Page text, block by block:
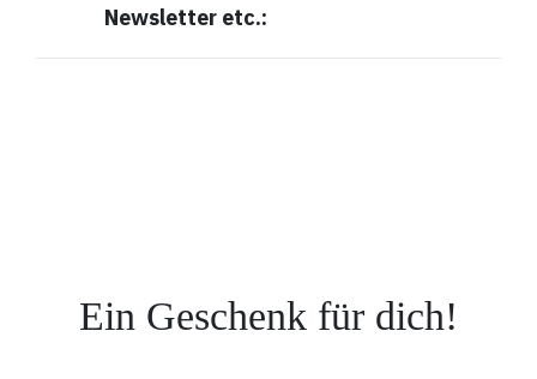
Newsletter etc.:
Ein Geschenk für dich!